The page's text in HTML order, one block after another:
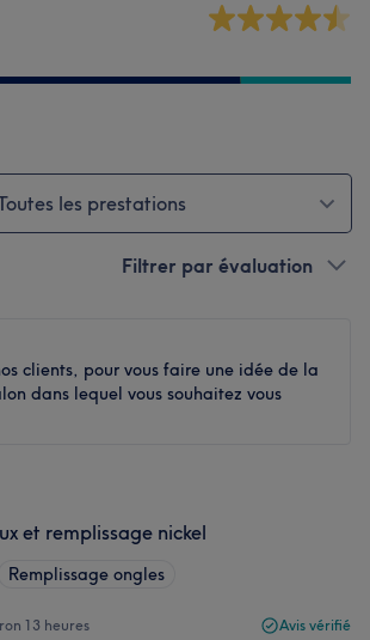
les prestations
Filtrer par évaluation
clients, pour vous faire une idée de la
dans lequel vous souhaitez vous
et remplissage nickel
Remplissage ongles
13 heures Avis vérifié